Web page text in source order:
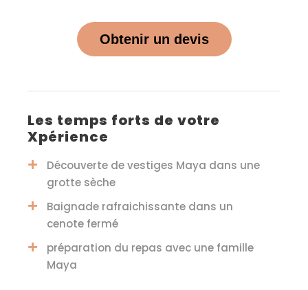
Obtenir un devis
Les temps forts de votre
Xpérience
Découverte de vestiges Maya dans une
grotte sèche
Baignade rafraichissante dans un
cenote fermé
préparation du repas avec une famille
Maya